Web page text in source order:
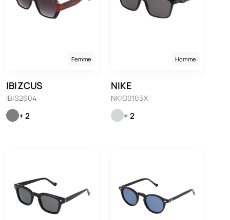
Femme
IBIZCUS
IBIS2604
+ 2
Homme
NIKE
NKIO0103X
+ 2